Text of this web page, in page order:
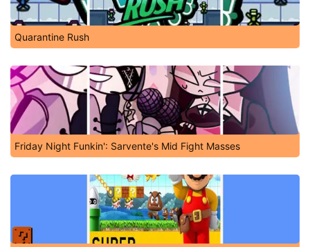
Quarantine Rush
Friday Night Funkin': Sarvente's Mid Fight Masses